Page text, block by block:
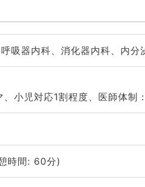
吸器内科、消化器内科、内分
小児対応1割程度、医師体制
時間: 60分)